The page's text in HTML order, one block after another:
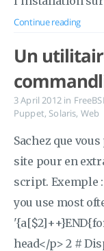
Continue reading
Un
3 April 2012 in
Puppet,Solaris, Web
Sachez que
site pour en
script. Exemple
you use most
head</p> 2 #